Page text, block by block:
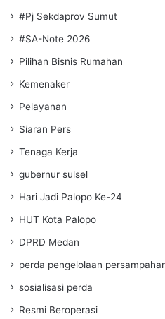
#Pj Sekdaprov Sumut
#SA-Note 2026
Pilihan Bisnis Rumahan
Kemenaker
Pelayanan
Siaran Pers
Tenaga Kerja
gubernur sulsel
Hari Jadi Palopo Ke-24
HUT Kota Palopo
DPRD Medan
perda pengelolaan
sosialisasi perda
Resmi Beroperasi